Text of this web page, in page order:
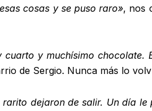
cosas y se puso raro», nos
y muchísimo
de Sergio. Nunca más lo
dejaron de salir. Un día